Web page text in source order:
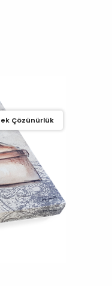
Çözünürlük